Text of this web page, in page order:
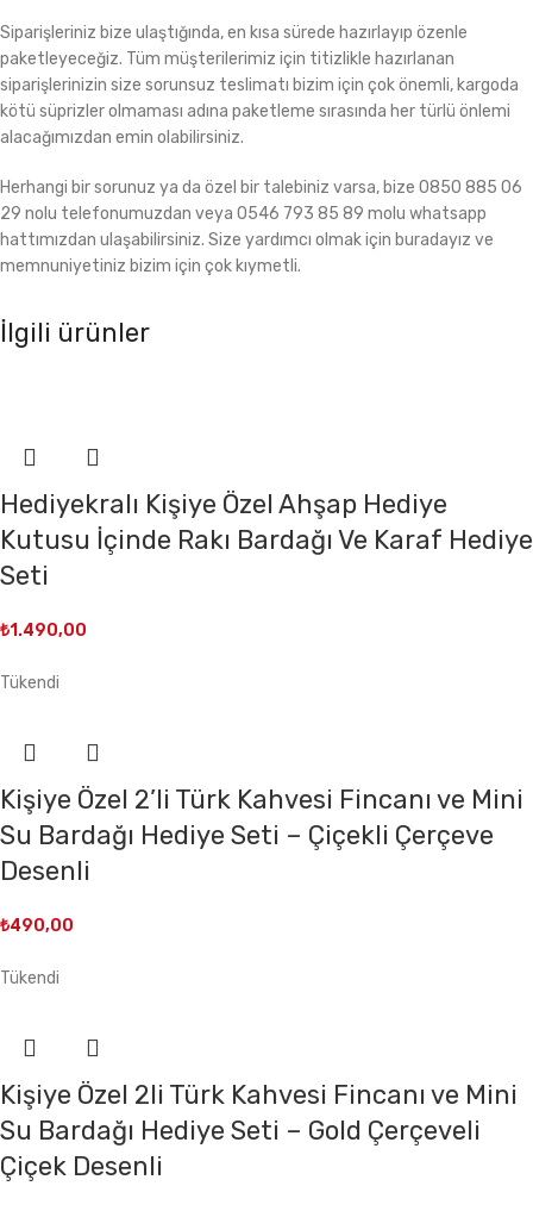
Siparişleriniz bize ulaştığında, en kısa sürede hazırlayıp özenle
paketleyeceğiz. Tüm müşterilerimiz için titizlikle hazırlanan
siparişlerinizin size sorunsuz teslimatı bizim için çok önemli, kargoda
kötü süprizler olmaması adına paketleme sırasında her türlü önlemi
alacağımızdan emin olabilirsiniz.
Herhangi bir sorunuz ya da özel bir talebiniz varsa, bize 0850 885 06
29 nolu telefonumuzdan veya 0546 793 85 89 molu whatsapp
hattımızdan ulaşabilirsiniz. Size yardımcı olmak için buradayız ve
memnuniyetiniz bizim için çok kıymetli.
İlgili ürünler
Hediyekralı Kişiye Özel Ahşap Hediye
Kutusu İçinde Rakı Bardağı Ve Karaf Hediye
Seti
₺1.490,00
Tükendi
Kişiye Özel 2’li Türk Kahvesi Fincanı ve Mini
Su Bardağı Hediye Seti – Çiçekli Çerçeve
Desenli
₺490,00
Tükendi
Kişiye Özel 2li Türk Kahvesi Fincanı ve Mini
Su Bardağı Hediye Seti – Gold Çerçeveli
Çiçek Desenli